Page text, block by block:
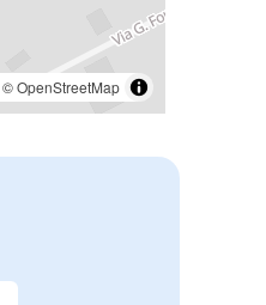
©OpenStreetMap